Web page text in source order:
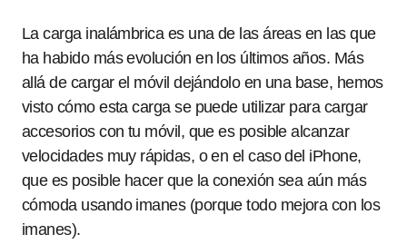
La carga inalámbrica es una de las áreas en las que
ha habido más evolución en los últimos años. Más
allá de cargar el móvil dejándolo en una base, hemos
visto cómo esta carga se puede utilizar para cargar
accesorios con tu móvil, que es posible alcanzar
velocidades muy rápidas, o en el caso del iPhone,
que es posible hacer que la conexión sea aún más
cómoda usando imanes (porque todo mejora con los
imanes).